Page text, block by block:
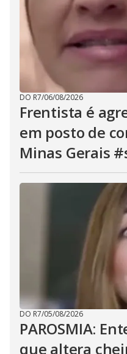
DO R7/06/08/2026
Frentista é
em posto de
Minas Gerais
DO R7/05/08/2026
PAROSMIA:
que altera